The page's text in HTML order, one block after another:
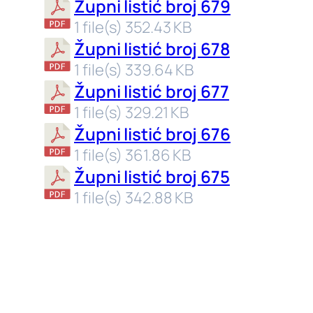
Župni listić broj 679
1 file(s) 352.43 KB
Župni listić broj 678
1 file(s) 339.64 KB
Župni listić broj 677
1 file(s) 329.21 KB
Župni listić broj 676
1 file(s) 361.86 KB
Župni listić broj 675
1 file(s) 342.88 KB